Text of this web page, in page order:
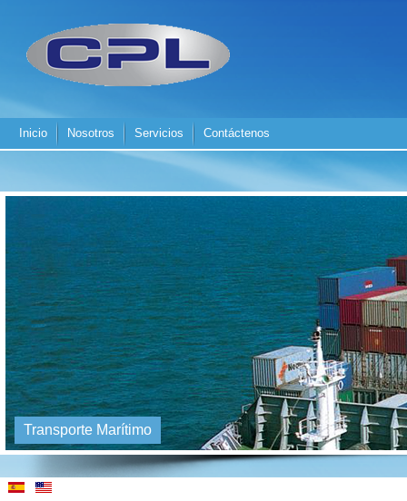
Transporte Marítimo
Inicio Nosotros Servicios Contáctenos